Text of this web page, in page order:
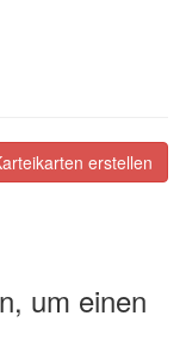
erstellen
um einen